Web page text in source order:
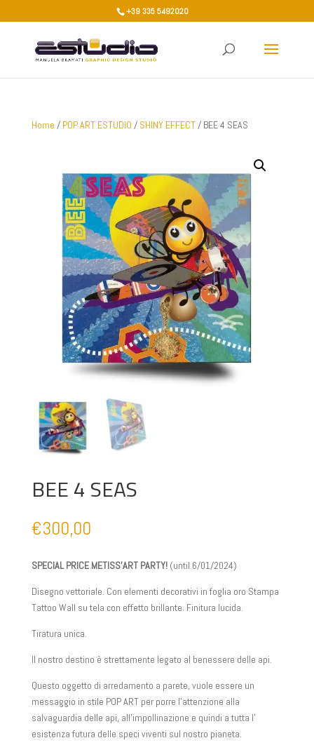
+39 335 5492020
Home / POP ART ESTUDIO / SHINY EFFECT/ BEE 4 SEAS
BEE 4 SEAS
€300,00
SPECIAL PRICE METISS’ART PARTY!(until 6/01/2024)
Disegno vettoriale. Con elementi decorativi in foglia oro Stampa
Tattoo Wall su tela con effetto brillante. Finitura lucida.
Tiratura unica.
Il nostro destino è strettamente legato al benessere delle api.
Questo oggetto di arredamento a parete, vuole essere un
messaggio in stile POP ART per porre l’attenzione alla
salvaguardia delle api, all’impollinazione e quindi a tutta l’
esistenza futura delle speci viventi sul nostro pianeta.